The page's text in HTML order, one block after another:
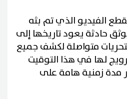
الفيديو الذي تم بثه
حادثة يعود تاريخها إلى
متواصلة لكشف جميع
لها في هذا التوقيت
مدة زمنية هامة على